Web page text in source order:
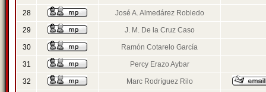
28 José A. Almedárez Robledo
29 J. M. De la Cruz Caso
30 Ramón Cotarelo García
31 Percy Erazo Aybar
32 Marc Rodríguez Rilo